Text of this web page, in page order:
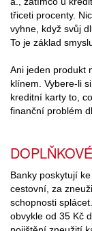
třiceti procenty.
vyhne, když svůj
To je základ
Ani jeden produkt
klínem. Vybere-li
kreditní karty to,
finanční problém
Banky poskytují
cestovní, za
schopnosti
obvykle od 35 Kč